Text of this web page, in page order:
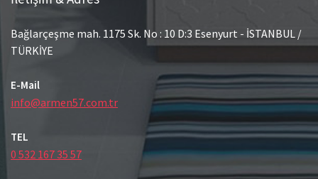
Bağlarçeşme mah. 1175 Sk. No : 10 D:3 Esenyurt - İSTANBUL /
TÜRKİYE
E-Mail
info@armen57.com.tr
TEL
0 532 167 35 57